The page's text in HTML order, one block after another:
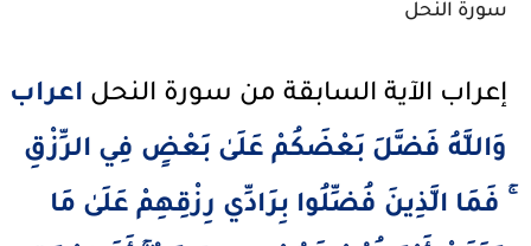
سورة النحل
إعراب الآية السابقة من سورة النحل اعراب
وَاللَّهُ فَضَّلَ بَعْضَكُمْ عَلَىٰ بَعْضٍ فِي الرِّزْقِ
ۚ فَمَا الَّذِينَ فُضِّلُوا بِرَادِّي رِزْقِهِمْ عَلَىٰ مَا